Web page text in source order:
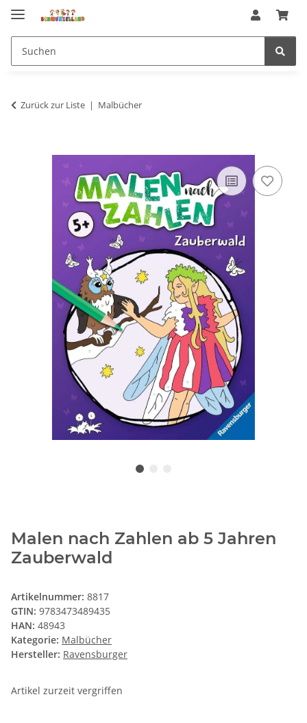
Zurück zur Liste Malbücher
Malen nach Zahlen ab 5 Jahren
Zauberwald
Artikelnummer: 8817
GTIN: 9783473489435
HAN: 48943
Kategorie: Malbücher
Hersteller: Ravensburger
Artikel zurzeit vergriffen